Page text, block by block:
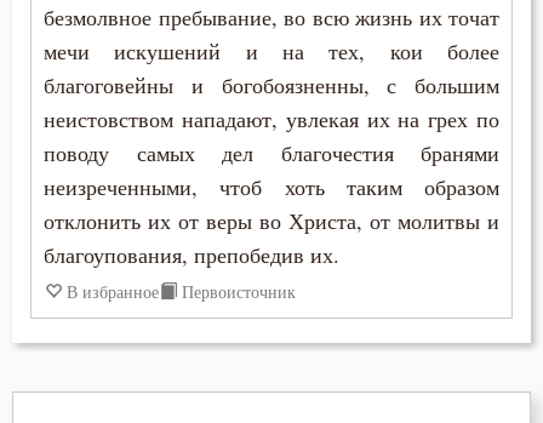
безмолвное пребывание, во всю жизнь их точат
мечи искушений и на тех, кои более
благоговейны и богобоязненны, с большим
неистовством нападают, увлекая их на грех по
поводу самых дел благочестия бранями
неизреченными, чтоб хоть таким образом
отклонить их от веры во Христа, от молитвы и
благоупования, препобедив их.
В избранное Первоисточник